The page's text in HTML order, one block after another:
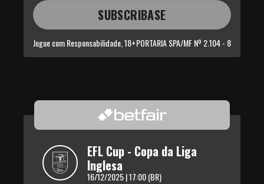
SUBSCRIBASE
Jogue com Responsabilidade, 18+PORTARIA SPA/MF Nº 2.104 - 8
EFL Cup - Copa da Liga
Inglesa
16/12/2025 | 17:00 (BR)